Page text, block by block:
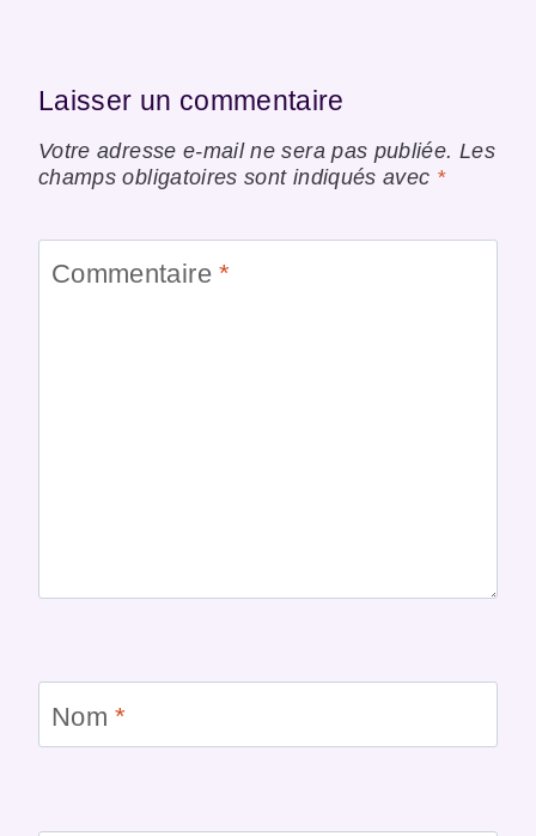
Laisser un commentaire
Votre adresse e-mail ne sera pas publiée. Les
champs obligatoires sont indiqués avec *
Commentaire*
Nom*